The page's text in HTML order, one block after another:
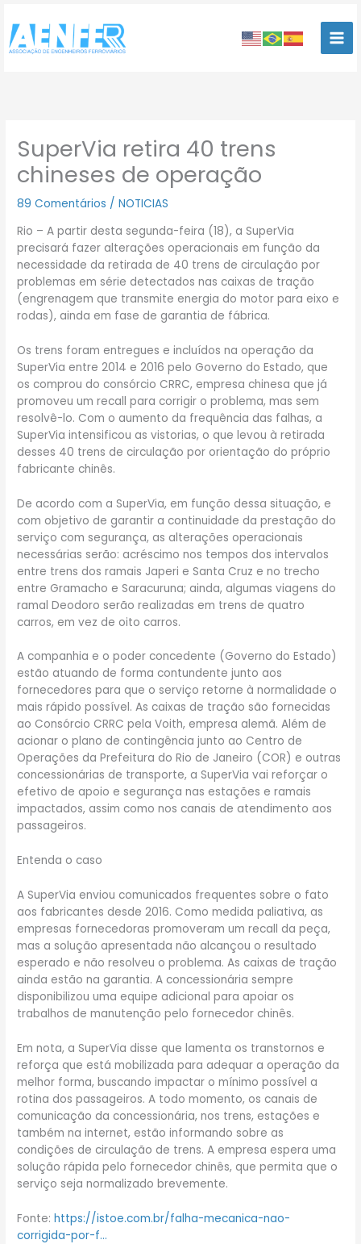
para
conteúdo
SuperVia retira 40 trens
chineses de operação
89 Comentários /NOTICIAS
Rio – A partir desta segunda-feira (18), a SuperVia
precisará fazer alterações operacionais em função da
necessidade da retirada de 40 trens de circulação por
problemas em série detectados nas caixas de tração
(engrenagem que transmite energia do motor para eixo e
rodas), ainda em fase de garantia de fábrica.
Os trens foram entregues e incluídos na operação da
SuperVia entre 2014 e 2016 pelo Governo do Estado, que
os comprou do consórcio CRRC, empresa chinesa que já
promoveu um recall para corrigir o problema, mas sem
resolvê-lo. Com o aumento da frequência das falhas, a
SuperVia intensificou as vistorias, o que levou à retirada
desses 40 trens de circulação por orientação do próprio
fabricante chinês.
De acordo com a SuperVia, em função dessa situação, e
com objetivo de garantir a continuidade da prestação do
serviço com segurança, as alterações operacionais
necessárias serão: acréscimo nos tempos dos intervalos
entre trens dos ramais Japeri e Santa Cruz e no trecho
entre Gramacho e Saracuruna; ainda, algumas viagens do
ramal Deodoro serão realizadas em trens de quatro
carros, em vez de oito carros.
A companhia e o poder concedente (Governo do Estado)
estão atuando de forma contundente junto aos
fornecedores para que o serviço retorne à normalidade o
mais rápido possível. As caixas de tração são fornecidas
ao Consórcio CRRC pela Voith, empresa alemã. Além de
acionar o plano de contingência junto ao Centro de
Operações da Prefeitura do Rio de Janeiro (COR) e outras
concessionárias de transporte, a SuperVia vai reforçar o
efetivo de apoio e segurança nas estações e ramais
impactados, assim como nos canais de atendimento aos
passageiros.
Entenda o caso
A SuperVia enviou comunicados frequentes sobre o fato
aos fabricantes desde 2016. Como medida paliativa, as
empresas fornecedoras promoveram um recall da peça,
mas a solução apresentada não alcançou o resultado
esperado e não resolveu o problema. As caixas de tração
ainda estão na garantia. A concessionária sempre
disponibilizou uma equipe adicional para apoiar os
trabalhos de manutenção pelo fornecedor chinês.
Em nota, a SuperVia disse que lamenta os transtornos e
reforça que está mobilizada para adequar a operação da
melhor forma, buscando impactar o mínimo possível a
rotina dos passageiros. A todo momento, os canais de
comunicação da concessionária, nos trens, estações e
também na internet, estão informando sobre as
condições de circulação de trens. A empresa espera uma
solução rápida pelo fornecedor chinês, que permita que o
serviço seja normalizado brevemente.
Fonte:https://istoe.com.br/falha-mecanica-nao-
corrigida-por-f…